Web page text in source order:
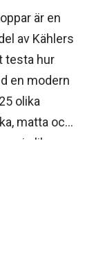
är en
av Kählers
testa hur
en modern
olika
matta och
i olika